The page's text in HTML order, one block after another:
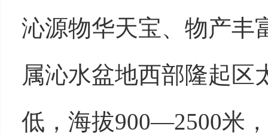
沁源物华天宝、物产丰
属沁水盆地西部隆起区
低，海拔900—2500米